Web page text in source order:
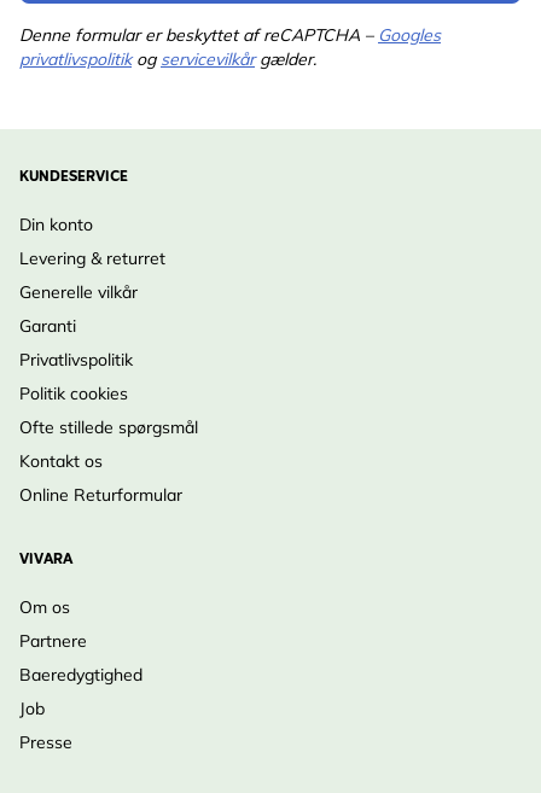
Denne formular er beskyttet af reCAPTCHA – Googles
privatlivspolitikog servicevilkårgælder.
KUNDESERVICE
Din konto
Levering & returret
Generelle vilkår
Garanti
Privatlivspolitik
Politik cookies
Ofte stillede spørgsmål
Kontakt os
Online Returformular
VIVARA
Om os
Partnere
Baeredygtighed
Job
Presse